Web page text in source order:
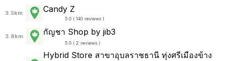
3.5km Candy Z
5.0 ( 140 reviews )
3.8km กัญชา Shop by jib3
5.0 ( 2 reviews )
Hybrid Store สาขาอุบลราชธานี ทุ่งศรีเมืองข้าง